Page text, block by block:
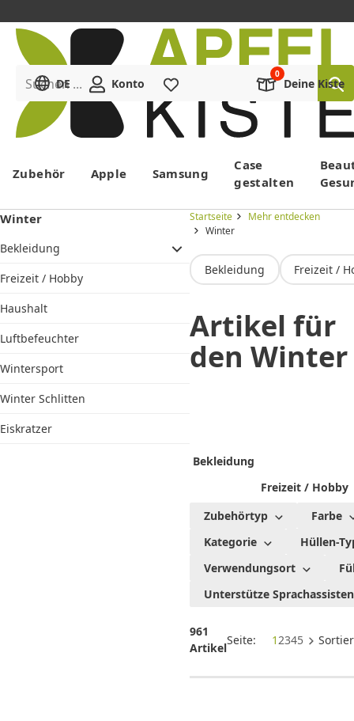
Menü
Suchen ...
DE Konto Deine Kiste
Zubehör Apple Samsung
Case
gestalten
Winter
Bekleidung
Freizeit / Hobby
Haushalt
Luftbefeuchter
Wintersport
Winter Schlitten
Eiskratzer
Startseite
Mehr entdecken
Winter
Bekleidung Freizeit /
Artikel für
den Winter
Bekleidung
Freizeit / Hobby
Zubehörtyp
Farbe
Kategorie
Hüllen-
Verwendungsort
Unterstütze
961
Artikel
Seite: 1 2345